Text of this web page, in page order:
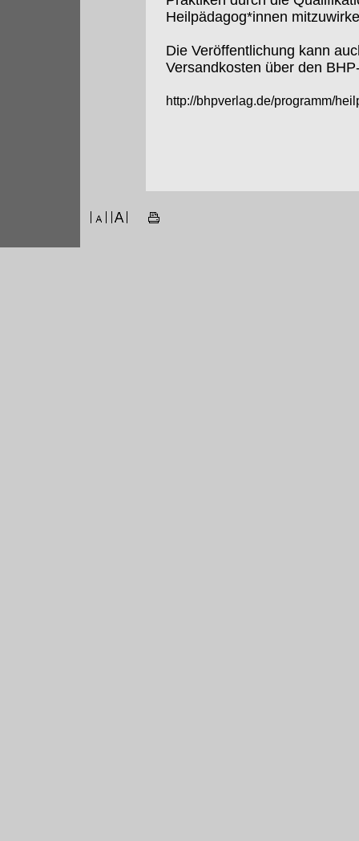
Heilpädagog*innen
Die Veröffentlichung kann
Versandkosten über den
http://bhpverlag.de/programm/